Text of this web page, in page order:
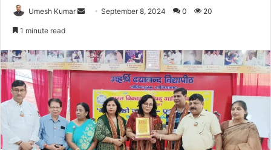
Umesh Kumar
SendSeptember 8, 2024 0 20
1 minute read